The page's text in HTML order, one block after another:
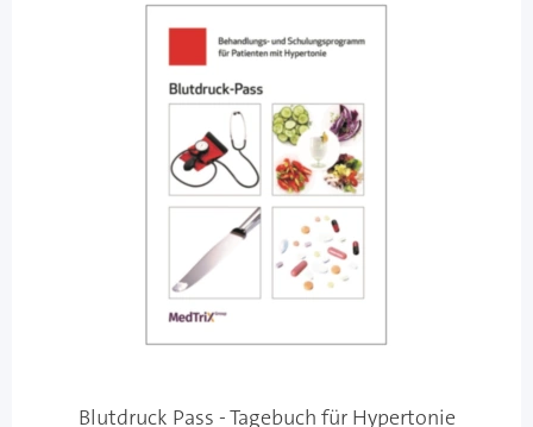
Blutdruck Pass - Tagebuch für Hypertonie